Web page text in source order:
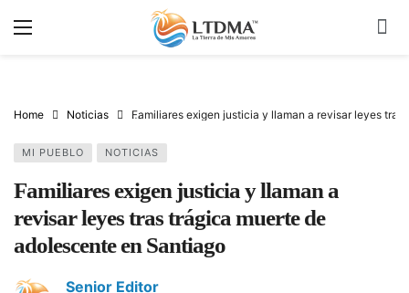
Home Noticias Familiares exigen justicia y llaman a revisar leyes
MI PUEBLO NOTICIAS
Familiares exigen justicia y llaman a
revisar leyes tras trágica muerte de
adolescente en Santiago
Senior Editor